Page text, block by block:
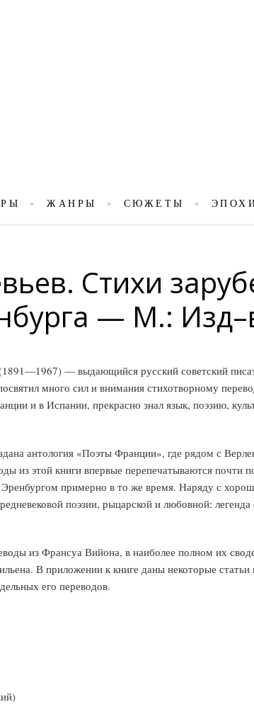
ЖАНРЫ СЮЖЕТЫ
Стихи
— М.:
— выдающийся русский советский
много сил и внимания стихотворному
и в Испании, прекрасно знал язык, поэзию,
антология «Поэты Франции», где рядом с
из этой книги впервые перепечатываются
примерно в то же время. Наряду с
поэзии, рыцарской и любовной:
из Франсуа Вийона, в наиболее полном их
В приложении к книге даны некоторые
его переводов.